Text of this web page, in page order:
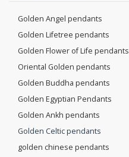
Golden Angel pendants
Golden Lifetree pendants
Golden Flower of Life pendants
Oriental Golden pendants
Golden Buddha pendants
Golden Egyptian Pendants
Golden Ankh pendants
Golden Celtic pendants
golden chinese pendants